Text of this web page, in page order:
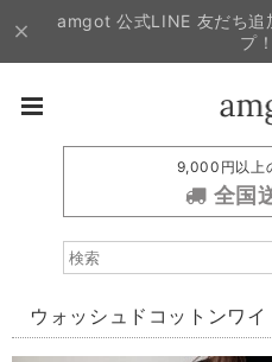
amgot 公式LINE 友だち追
プ
9,000円以上
全国
ウォッシュドコットンワ